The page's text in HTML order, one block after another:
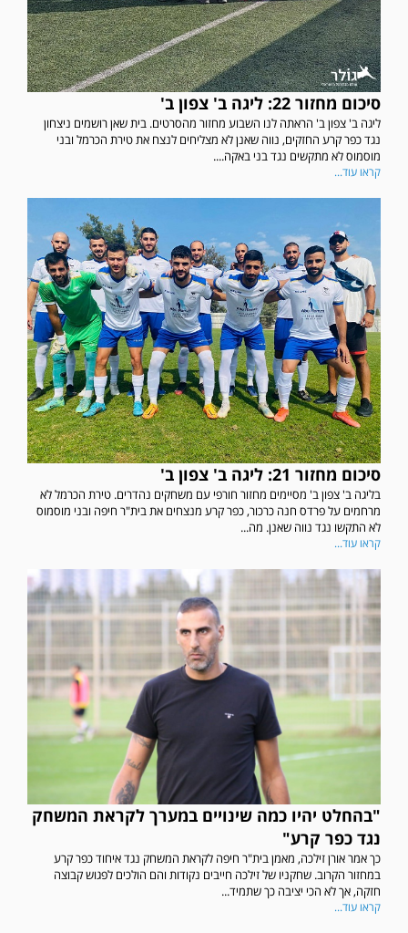
סיכום מחזור 22: ליגה ב' צפון ב'
ליגה ב' צפון ב' הראתה לנו השבוע מחזור מהסרטים. בית שאן רושמים ניצחון
נגד כפר קרע החזקים, נווה שאנן לא מצליחים לנצח את טירת הכרמל ובני
מוסמוס לא מתקשים נגד בני באקה....
קראו עוד...
סיכום מחזור 21: ליגה ב' צפון ב'
בליגה ב' צפון ב' מסיימים מחזור חורפי עם משחקים נהדרים. טירת הכרמל לא
מרחמים על פרדס חנה כרכור, כפר קרע מנצחים את בית"ר חיפה ובני מוסמוס
לא התקשו נגד נווה שאנן. מה...
קראו עוד...
"בהחלט יהיו כמה שינויים במערך לקראת המשחק
נגד כפר קרע"
כך אמר אורן זילכה, מאמן בית"ר חיפה לקראת המשחק נגד איחוד כפר קרע
במחזור הקרוב. שחקניו של זילכה חייבים נקודות והם הולכים לפגוש קבוצה
חזקה, אך לא הכי יציבה כך שתמיד...
קראו עוד...